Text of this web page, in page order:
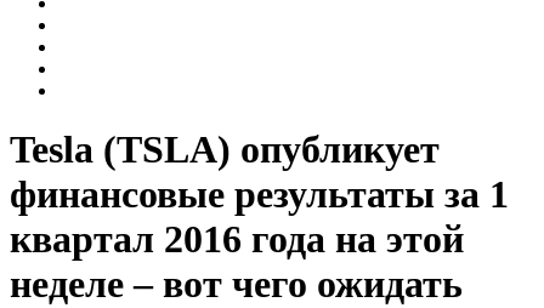
Tesla (TSLA) опубликует
финансовые результаты за 1
квартал 2016 года на этой
неделе – вот чего ожидать